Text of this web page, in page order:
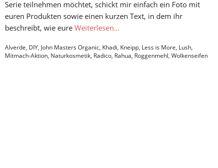
Serie teilnehmen möchtet, schickt mir einfach ein Foto mit
euren Produkten sowie einen kurzen Text, in dem ihr
beschreibt, wie eure Weiterlesen…
Alverde, DIY, John Masters Organic, Khadi, Kneipp, Less is More, Lush,
Mitmach-Aktion, Naturkosmetik, Radico, Rahua, Roggenmehl, Wolkenseifen